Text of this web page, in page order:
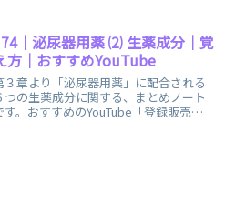
｜泌尿器用薬 ⑵ 生薬成分｜覚
方｜おすすめYouTube
３章より「泌尿器用薬」に配合される
つの生薬成分に関する、まとめノート
す。おすすめのYouTube「登録販売者